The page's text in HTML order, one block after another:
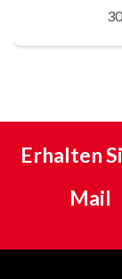
Erhalten
Mail